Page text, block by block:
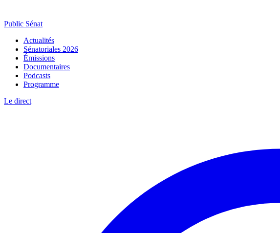
Public Sénat
Actualités
Sénatoriales 2026
Émissions
Documentaires
Podcasts
Programme
Le direct